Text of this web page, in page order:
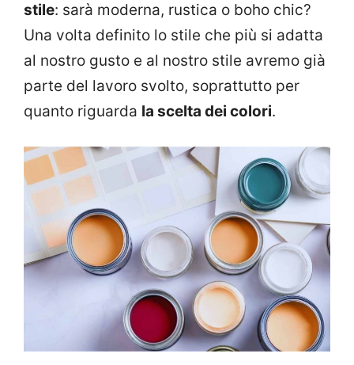
stile: sarà moderna, rustica o boho chic?
Una volta definito lo stile che più si adatta
al nostro gusto e al nostro stile avremo già
parte del lavoro svolto, soprattutto per
quanto riguarda la scelta dei colori.